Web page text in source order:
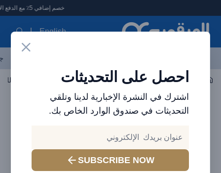
العرقوب - متجر الإلكترونيات في الإمارات
خصم إضافي 5٪ مع الدفع الإلكتروني
English
احصل على التحديثات
اشترك في النشرة الإخبارية لدينا وتلقي
التحديثات في صندوق الوارد الخاص بك.
SUBSCRIBE NOW
اكسسوارات الجوال الكابلات أداة لعبة إطلاق النار Baseus للوسادة شفافة